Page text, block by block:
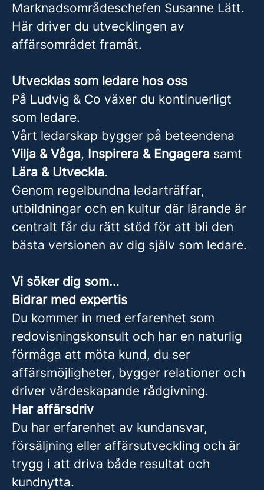
Marknadsområdeschefen Susanne Lätt.
Här driver du utvecklingen av
affärsområdet framåt.
Utvecklas som ledare hos oss
På Ludvig & Co växer du kontinuerligt
som ledare.
Vårt ledarskap bygger på beteendena
Vilja & Våga, Inspirera & Engagera samt
Lära & Utveckla.
Genom regelbundna ledarträffar,
utbildningar och en kultur där lärande är
centralt får du rätt stöd för att bli den
bästa versionen av dig själv som ledare.
Vi söker dig som…
Bidrar med expertis
Du kommer in med erfarenhet som
redovisningskonsult och har en naturlig
förmåga att möta kund, du ser
affärsmöjligheter, bygger relationer och
driver värdeskapande rådgivning.
Har affärsdriv
Du har erfarenhet av kundansvar,
försäljning eller affärsutveckling och är
trygg i att driva både resultat och
kundnytta.